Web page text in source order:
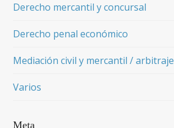
Derecho mercantil y concursal
Derecho penal económico
Mediación civil y mercantil / arbitraje
Varios
Meta